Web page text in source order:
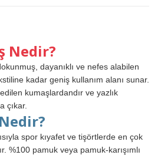
Nedir?
dayanıklı ve nefes alabilen
kadar geniş kullanım alanı sunar.
kumaşlardandır ve yazlık
çıkar.
spor kıyafet ve tişörtlerde en çok
%100 pamuk veya pamuk-karışımlı